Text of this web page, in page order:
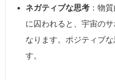
ネガティブな思考 ：物
に囚われると、宇宙の
なります。ポジティブ
す。